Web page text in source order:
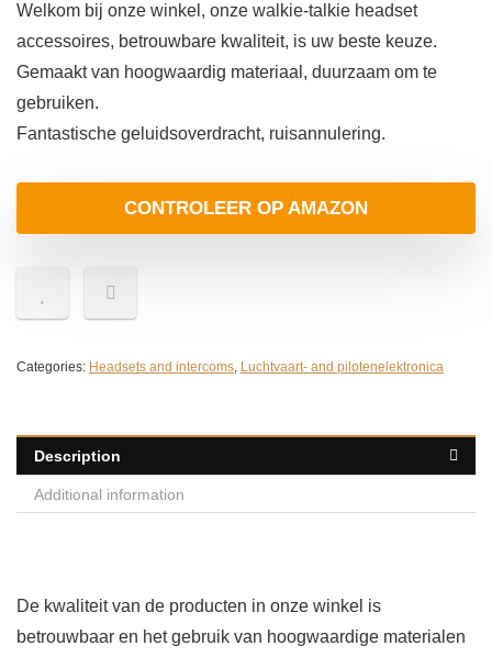
Welkom bij onze winkel, onze walkie-talkie headset
accessoires, betrouwbare kwaliteit, is uw beste keuze.
Gemaakt van hoogwaardig materiaal, duurzaam om te
gebruiken.
Fantastische geluidsoverdracht, ruisannulering.
CONTROLEER OP AMAZON
Categories: Headsets and intercoms, Luchtvaart- and pilotenelektronica
Description
Additional information
De kwaliteit van de producten in onze winkel is
betrouwbaar en het gebruik van hoogwaardige materialen